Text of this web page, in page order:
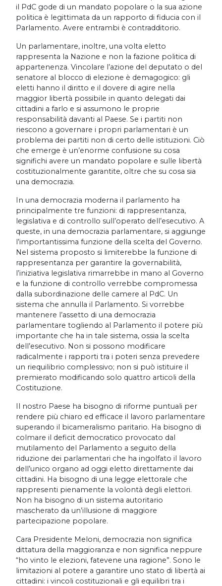
il PdC gode di un mandato popolare o la sua azione
politica è legittimata da un rapporto di fiducia con il
Parlamento. Avere entrambi è contradditorio.
Un parlamentare, inoltre, una volta eletto
rappresenta la Nazione e non la fazione politica di
appartenenza. Vincolare l’azione del deputato o del
senatore al blocco di elezione è demagogico: gli
eletti hanno il diritto e il dovere di agire nella
maggior libertà possibile in quanto delegati dai
cittadini a farlo e si assumono le proprie
responsabilità davanti al Paese. Se i partiti non
riescono a governare i propri parlamentari è un
problema dei partiti non di certo delle istituzioni. Ciò
che emerge è un’enorme confusione su cosa
significhi avere un mandato popolare e sulle libertà
costituzionalmente garantite, oltre che su cosa sia
una democrazia.
In una democrazia moderna il parlamento ha
principalmente tre funzioni: di rappresentanza,
legislativa e di controllo sull’operato dell’esecutivo. A
queste, in una democrazia parlamentare, si aggiunge
l’importantissima funzione della scelta del Governo.
Nel sistema proposto si limiterebbe la funzione di
rappresentanza per garantire la governabilità,
l’iniziativa legislativa rimarrebbe in mano al Governo
e la funzione di controllo verrebbe compromessa
dalla subordinazione delle camere al PdC. Un
sistema che annulla il Parlamento. Si vorrebbe
mantenere l’assetto di una democrazia
parlamentare togliendo al Parlamento il potere più
importante che ha in tale sistema, ossia la scelta
dell’esecutivo. Non si possono modificare
radicalmente i rapporti tra i poteri senza prevedere
un riequilibrio complessivo; non si può istituire il
premierato modificando solo quattro articoli della
Costituzione.
Il nostro Paese ha bisogno di riforme puntuali per
rendere più chiaro ed efficace il lavoro parlamentare
superando il bicameralismo paritario. Ha bisogno di
colmare il deficit democratico provocato dal
mutilamento del Parlamento a seguito della
riduzione dei parlamentari che ha ingolfato il lavoro
dell’unico organo ad oggi eletto direttamente dai
cittadini. Ha bisogno di una legge elettorale che
rappresenti pienamente la volontà degli elettori.
Non ha bisogno di un sistema autoritario
mascherato da un’illusione di maggiore
partecipazione popolare.
Cara Presidente Meloni, democrazia non significa
dittatura della maggioranza e non significa neppure
“ho vinto le elezioni, fatevene una ragione”. Sono le
limitazioni al potere a garantire uno stato di libertà ai
cittadini: i vincoli costituzionali e gli equilibri tra i